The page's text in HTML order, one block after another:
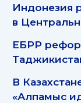
Индонезия
в
ЕБРР
В
«Алпамыс